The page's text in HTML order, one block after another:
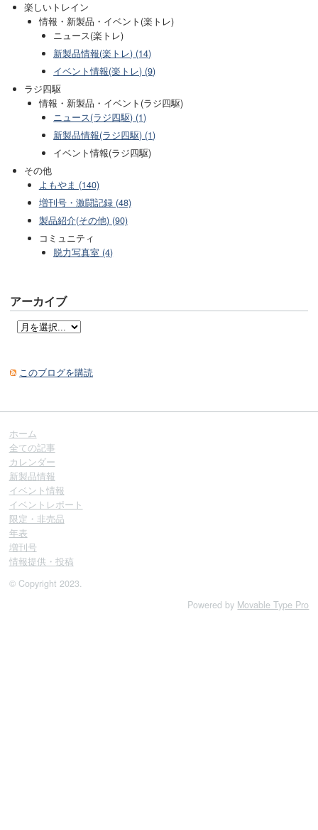
楽しいトレイン
情報・新製品・イベント(楽トレ)
ニュース(楽トレ)
新製品情報(楽トレ) (14)
イベント情報(楽トレ) (9)
ラジ四駆
情報・新製品・イベント(ラジ四駆)
ニュース(ラジ四駆) (1)
新製品情報(ラジ四駆) (1)
イベント情報(ラジ四駆)
その他
よもやま (140)
増刊号・激闘記録 (48)
製品紹介(その他) (90)
コミュニティ
脱力写真室 (4)
アーカイブ
このブログを購読
ホーム
全ての記事
カレンダー
新製品情報
イベント情報
イベントレポート
限定・非売品
年表
増刊号
情報提供・投稿
© Copyright 2023.
Powered by Movable Type Pro